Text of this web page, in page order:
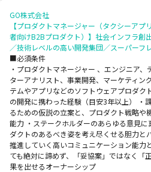
GO株式会社
【プロダクトマネージャー（タクシーア
者向けB2Bプロダクト）】社会インフラ創
／技術レベルの高い開発集団／スーパーフ
■必須条件
・プロダクトマネージャー 、エンジニア
ターアナリスト、事業開発、マーケティン
テムやアプリなどのソフトウェアプロダク
の開発に携わった経験（目安3年以上） ・
るための仮説の立案と、プロダクト戦略や
能力 ・ステークホルダーのあらゆる意見
ダクトのあるべき姿を考え尽くせる胆力と
推進していく高いコミュニケーション能力
ても絶対に諦めず、「妥協案」ではなく「
果を出せるオーナーシップ